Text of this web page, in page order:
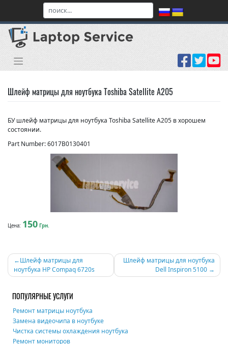
content
Шлейф матрицы для ноутбука Toshiba Satellite A205
БУ шлейф матрицы для ноутбука Toshiba Satellite A205 в хорошем
состоянии.
Part Number: 6017B0130401
Цена: 150 Грн.
Навигация
по
записям
Шлейф матрицы для
ноутбука HP Compaq 6720s
Шлейф матрицы для ноутбука
Dell Inspiron 5100
ПОПУЛЯРНЫЕ УСЛУГИ
Ремонт матрицы ноутбука
Замена видеочипа в ноутбуке
Чистка системы охлаждения ноутбука
Ремонт мониторов